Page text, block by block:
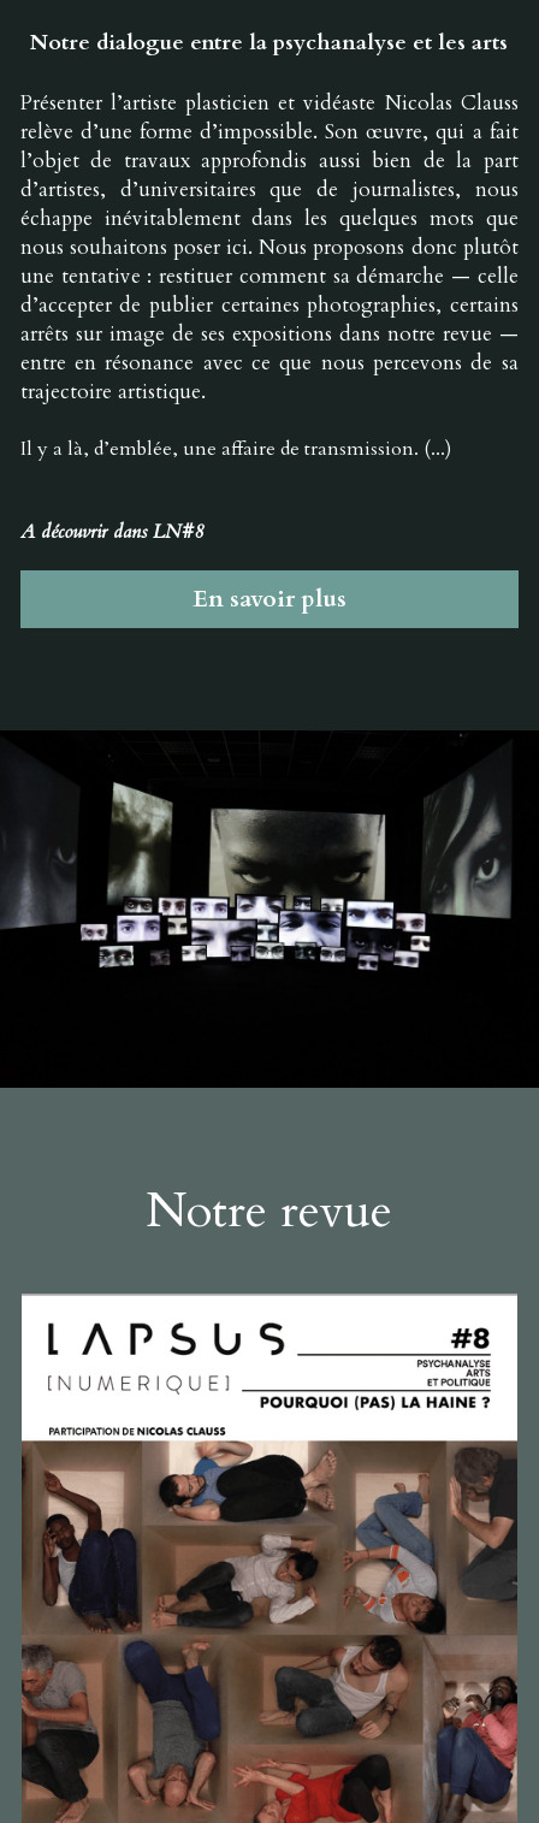
Notre dialogue entre la psychanalyse et les arts
Présenter l’artiste plasticien et vidéaste Nicolas Clauss
relève d’une forme d’impossible. Son œuvre, qui a fait
l’objet de travaux approfondis aussi bien de la part
d’artistes, d’universitaires que de journalistes, nous
échappe inévitablement dans les quelques mots que
nous souhaitons poser ici. Nous proposons donc plutôt
une tentative : restituer comment sa démarche — celle
d’accepter de publier certaines photographies, certains
arrêts sur image de ses expositions dans notre revue —
entre en résonance avec ce que nous percevons de sa
trajectoire artistique.
Il y a là, d’emblée, une affaire de transmission. (...)
A découvrir dans LN#8
En savoir plus
Notre revue